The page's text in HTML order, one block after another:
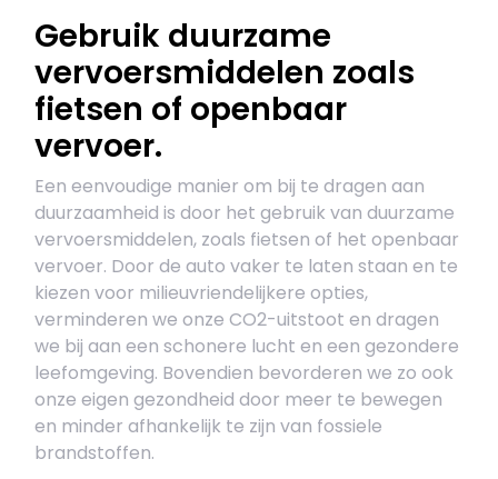
Gebruik duurzame
vervoersmiddelen zoals
fietsen of openbaar
vervoer.
Een eenvoudige manier om bij te dragen aan
duurzaamheid is door het gebruik van duurzame
vervoersmiddelen, zoals fietsen of het openbaar
vervoer. Door de auto vaker te laten staan en te
kiezen voor milieuvriendelijkere opties,
verminderen we onze CO2-uitstoot en dragen
we bij aan een schonere lucht en een gezondere
leefomgeving. Bovendien bevorderen we zo ook
onze eigen gezondheid door meer te bewegen
en minder afhankelijk te zijn van fossiele
brandstoffen.